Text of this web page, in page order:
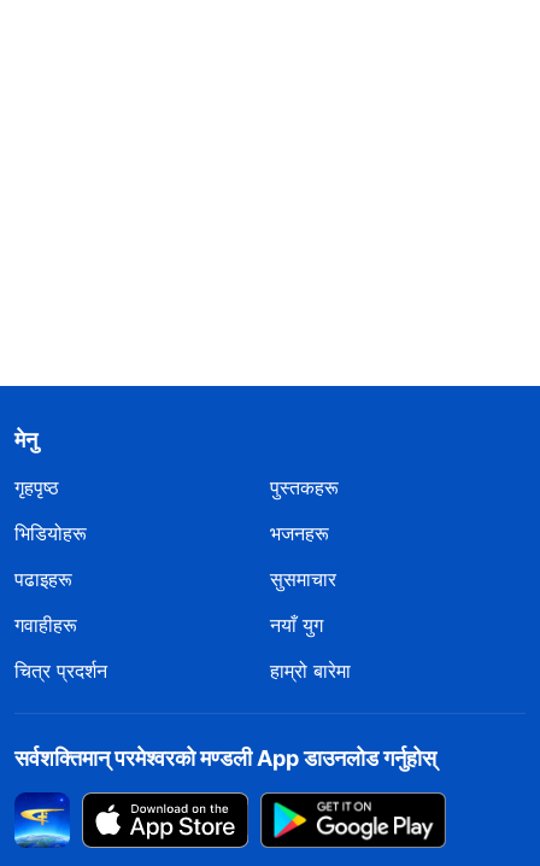
मेनु
गृहपृष्ठ
पुस्तकहरू
भिडियोहरू
भजनहरू
पढाइहरू
सुसमाचार
गवाहीहरू
नयाँ युग
चित्र प्रदर्शन
हाम्रो बारेमा
सर्वशक्तिमान्‌ परमेश्‍वरको मण्डली App डाउनलोड गर्नुहोस्